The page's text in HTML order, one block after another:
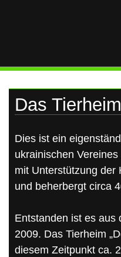
Das
Dies ist ein
ukrainischen Vereines
mit Unterstützung der
und beherbergt circa
Entstanden ist es aus
2009. Das Tierheim
diesem Zeitpunkt ca.